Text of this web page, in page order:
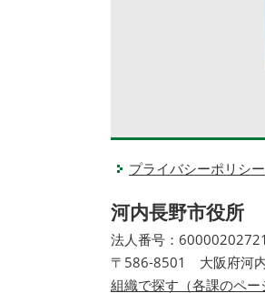
プライバシーポリシー
河内長野市役所
法人番号：
〒586-8501 大阪府河
組織で探す（各課のペー